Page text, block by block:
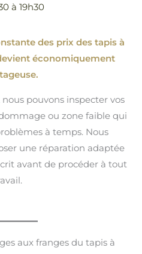
à 19h30
des prix des tapis à
économiquement
pouvons inspecter vos
ou zone faible qui
à temps. Nous
une réparation adaptée
avant de procéder à tout
aux franges du tapis à